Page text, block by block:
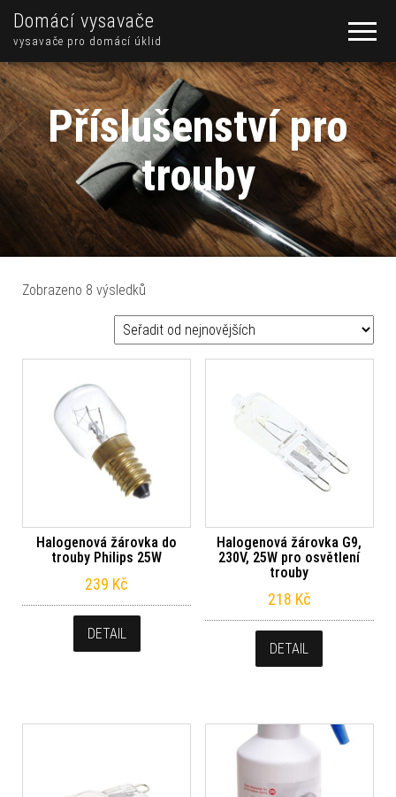
Domácí vysavače
vysavače pro domácí úklid
Příslušenství pro
trouby
Zobrazeno 8 výsledků
Halogenová žárovka do
trouby Philips 25W
239 Kč
DETAIL
Halogenová žárovka G9,
230V, 25W pro osvětlení
trouby
218 Kč
DETAIL